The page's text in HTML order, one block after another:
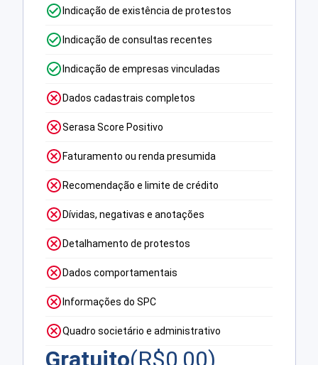
Indicação de existência de protestos
Indicação de consultas recentes
Indicação de empresas vinculadas
Dados cadastrais completos
Serasa Score Positivo
Faturamento ou renda presumida
Recomendação e limite de crédito
Dívidas, negativas e anotações
Detalhamento de protestos
Dados comportamentais
Informações do SPC
Quadro societário e administrativo